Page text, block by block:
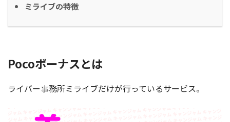
ミライブの特徴
Pocoボーナスとは
ライバー事務所ミライブだけが行っているサービス。